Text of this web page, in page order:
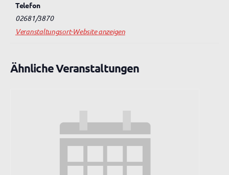
Telefon
02681/3870
Veranstaltungsort-Website anzeigen
Ähnliche Veranstaltungen